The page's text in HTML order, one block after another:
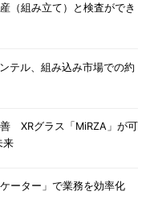
（組み立て）と検査ができ
テル、組み込み市場での約
XRグラス「MiRZA」が可
来
ーター」で業務を効率化